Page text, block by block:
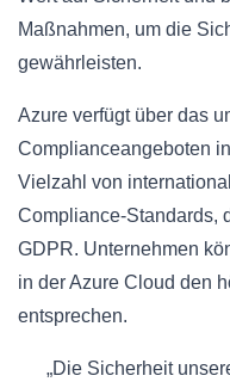
Maßnahmen, um die
gewährleisten.
Azure verfügt über das
Complianceangeboten
Vielzahl von
Compliance-Standards,
GDPR. Unternehmen
in der Azure Cloud den
entsprechen.
„Die Sicherheit